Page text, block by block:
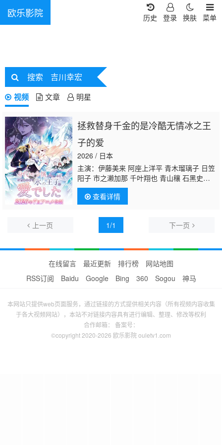
欧乐影院 菜单
换肤
登录
历史
搜索 吉川幸宏
视频 文章 明星
拯救替身千金的是冷酷无情冰之王
子的爱
2026 / 日本
主演：伊藤美来 阿座上洋平 青木瑠璃子 日笠
阳子 市之濑加那 千叶翔也 青山穰 石黑史
刚吉川幸宏前川凉子 奈波果林 义村优
查看详情
上一页 1/1 下一页
在线留言 最近更新 排行榜
网站地图
RSS订阅
Baidu Google Bing 360 Sogou 神马
本网站只提供web页面服务，通过链接的方式提供相关内容（所有视频内容收集
于各大视频网站），本站不对链接内容具有进行编辑、整理、修改等权利
合作邮箱： 备案号：
©copyright 2020-2026 欧乐影院 ouletv1.com